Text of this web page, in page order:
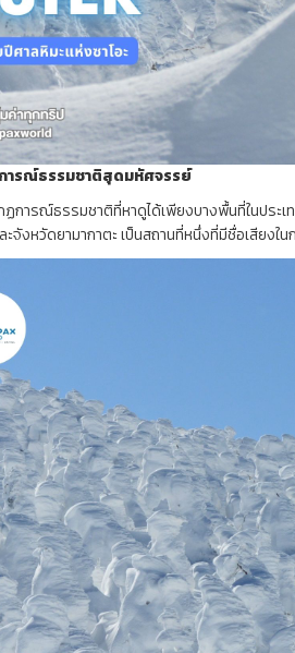
การณ์ธรรมชาติสุดมหัศจรรย์
ฏการณ์ธรรมชาติที่หาดูได้เพียงบางพื้นที่ในประ
งหวัดยามากาตะ เป็นสถานที่หนึ่งที่มีชื่อเสียงใ